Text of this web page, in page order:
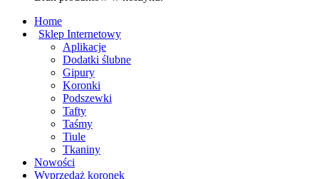
Home
Sklep Internetowy
Aplikacje
Dodatki ślubne
Gipury
Koronki
Podszewki
Tafty
Taśmy
Tiule
Tkaniny
Nowości
Wyprzedaż koronek